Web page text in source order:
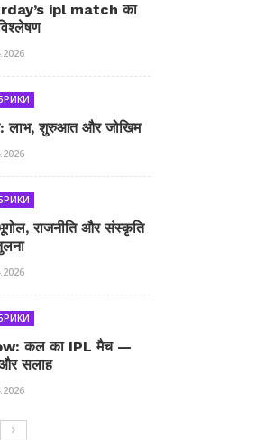
ipl match का
लाभ, शुरुआत और जोखिम
राजनीति और संस्कृति
कल का IPL मैच —
सलाह